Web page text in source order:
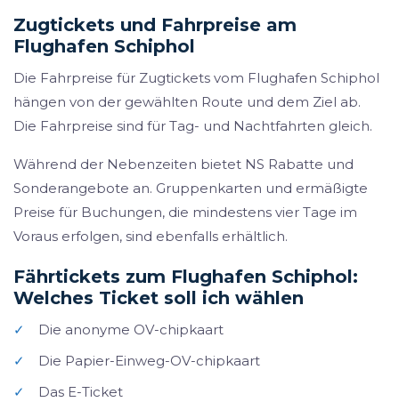
Zugtickets und Fahrpreise am
Flughafen Schiphol
Die Fahrpreise für Zugtickets vom Flughafen Schiphol
hängen von der gewählten Route und dem Ziel ab.
Die Fahrpreise sind für Tag- und Nachtfahrten gleich.
Während der Nebenzeiten bietet NS Rabatte und
Sonderangebote an. Gruppenkarten und ermäßigte
Preise für Buchungen, die mindestens vier Tage im
Voraus erfolgen, sind ebenfalls erhältlich.
Fährtickets zum Flughafen Schiphol:
Welches Ticket soll ich wählen
✓
Die anonyme OV-chipkaart
✓
Die Papier-Einweg-OV-chipkaart
✓
Das E-Ticket